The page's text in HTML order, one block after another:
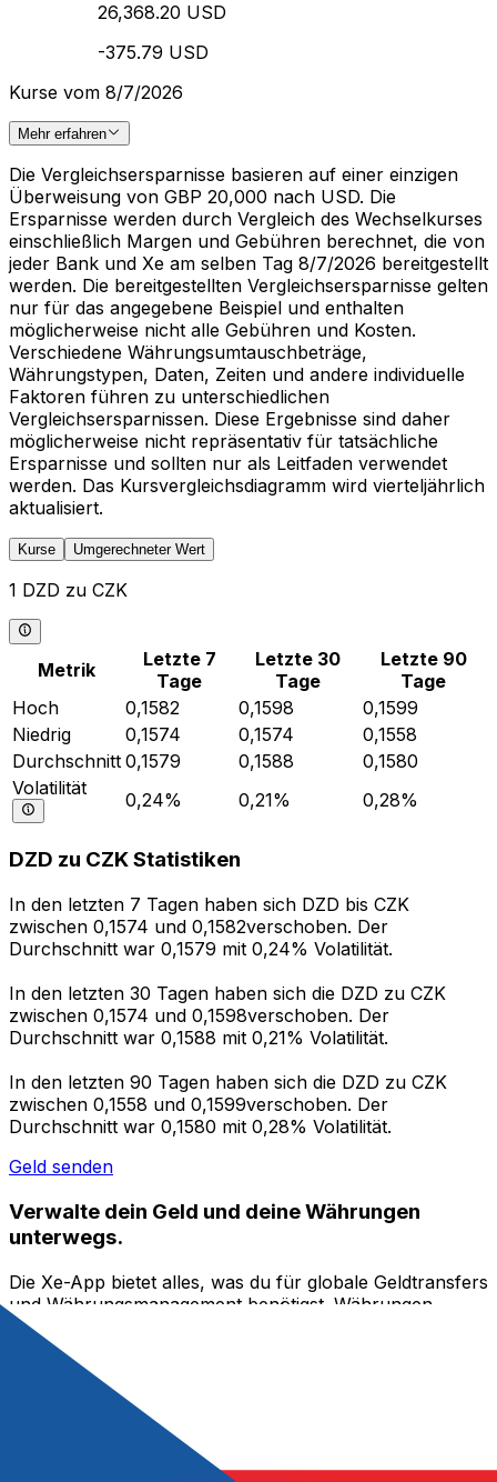
26,368.20 USD
-375.79 USD
Kurse vom 8/7/2026
Mehr erfahren
Die Vergleichsersparnisse basieren auf einer einzigen
Überweisung von GBP 20,000 nach USD. Die
Ersparnisse werden durch Vergleich des Wechselkurses
einschließlich Margen und Gebühren berechnet, die von
jeder Bank und Xe am selben Tag 8/7/2026 bereitgestellt
werden. Die bereitgestellten Vergleichsersparnisse gelten
nur für das angegebene Beispiel und enthalten
möglicherweise nicht alle Gebühren und Kosten.
Verschiedene Währungsumtauschbeträge,
Währungstypen, Daten, Zeiten und andere individuelle
Faktoren führen zu unterschiedlichen
Vergleichsersparnissen. Diese Ergebnisse sind daher
möglicherweise nicht repräsentativ für tatsächliche
Ersparnisse und sollten nur als Leitfaden verwendet
werden. Das Kursvergleichsdiagramm wird vierteljährlich
aktualisiert.
Kurse Umgerechneter Wert
1 DZD zu CZK
Metrik
Letzte 7
Tage
Letzte 30
Tage
Letzte 90
Tage
Hoch
0,1582 0,1598
0,1599
Niedrig
0,1574 0,1574
0,1558
Durchschnitt 0,1579 0,1588
0,1580
Volatilität
0,24% 0,21% 0,28%
DZD zu CZK Statistiken
In den letzten 7 Tagen haben sich DZD bis CZK
zwischen 0,1574 und 0,1582verschoben. Der
Durchschnitt war 0,1579 mit 0,24% Volatilität.
In den letzten 30 Tagen haben sich die DZD zu CZK
zwischen 0,1574 und 0,1598verschoben. Der
Durchschnitt war 0,1588 mit 0,21% Volatilität.
In den letzten 90 Tagen haben sich die DZD zu CZK
zwischen 0,1558 und 0,1599verschoben. Der
Durchschnitt war 0,1580 mit 0,28% Volatilität.
Geld senden
Verwalte dein Geld und deine Währungen
unterwegs.
Die Xe-App bietet alles, was du für globale Geldtransfers
und Währungsmanagement benötigst. Währungen
umrechnen, Kursbenachrichtigungen einrichten und
Geld ins Ausland überweisen, ohne versteckte
Gebühren. Heute herunterladen!